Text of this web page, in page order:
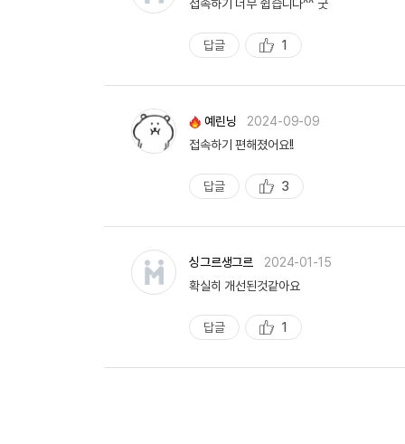
접속하기 너무 쉽습니다^^ 굿
답글
추
천
1
예린닝
2024-09-09
접속하기 편해졌어요!!
답글
추
천
3
싱그르생그르
2024-01-15
확실히 개선된것같아요
답글
추
천
1